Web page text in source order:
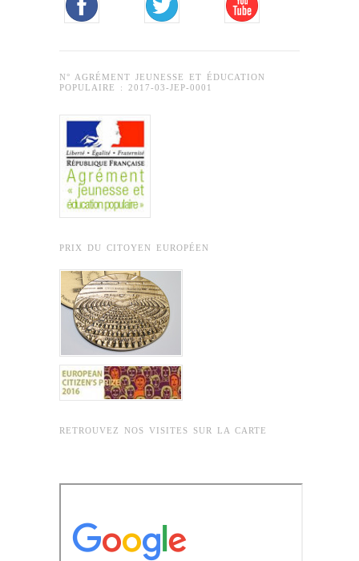
N° AGRÉMENT JEUNESSE ET ÉDUCATION
POPULAIRE : 2017-03-JEP-0001
PRIX DU CITOYEN EUROPÉEN
RETROUVEZ NOS VISITES SUR LA CARTE